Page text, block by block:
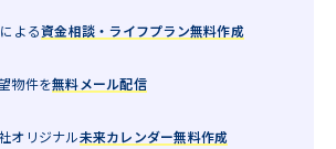
よる資金相談・ライフプラン無料作成
物件を無料メール配信
オリジナル未来カレンダー無料作成